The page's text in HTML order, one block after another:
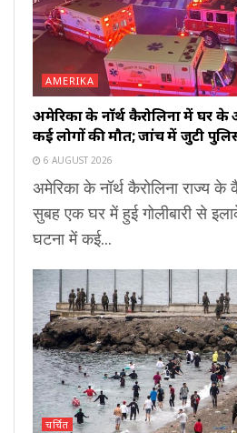
AMERIKA
अमेरिका के नॉर्थ कैरोलिना में घर
कई लोगों की मौत; जांच में जुटी
6 AUGUST 2026
अमेरिका के नॉर्थ कैरोलिना राज्य
सुबह एक घर में हुई गोलीबारी से
घटना में कई...
चर्चित